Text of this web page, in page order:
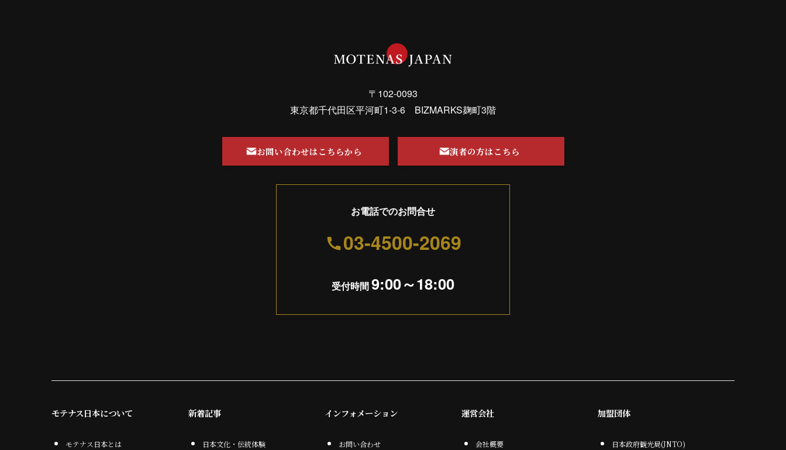
〒102-0093
東京都千代田区平河町1-3-6 BIZMARKS麹町3階
お問い合わせはこちらから 演者の方はこちら
お電話でのお問合せ
03-4500-2069
受付時間9:00～18:00
モテナス日本について
モテナス日本とは
新着記事
日本文化・伝統体験
インフォメーション
お問い合わせ
運営会社
会社概要
加盟団体
日本政府観光局(JNTO)